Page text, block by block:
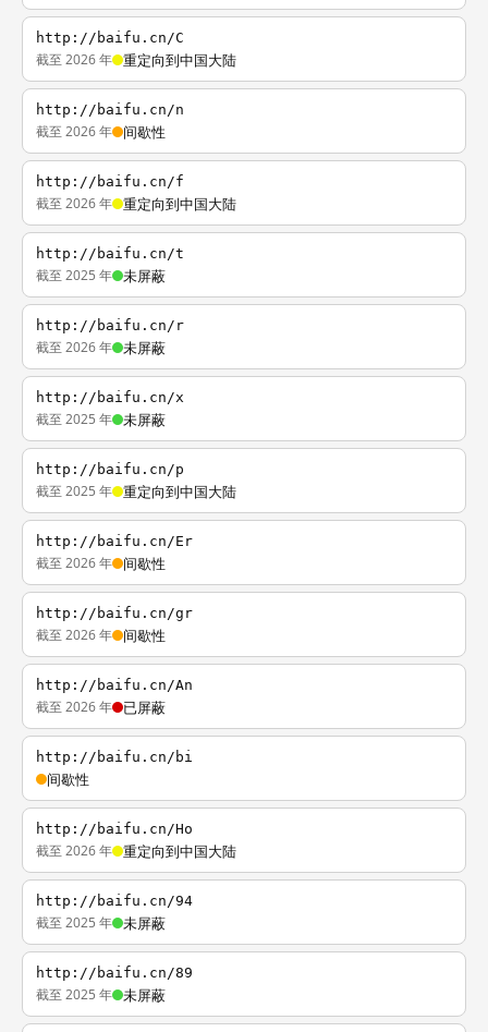
http://baifu.cn/C
截至 2026 年 重定向到中国大陆
http://baifu.cn/n
截至 2026 年 间歇性
http://baifu.cn/f
截至 2026 年 重定向到中国大陆
http://baifu.cn/t
截至 2025 年 未屏蔽
http://baifu.cn/r
截至 2026 年 未屏蔽
http://baifu.cn/x
截至 2025 年 未屏蔽
http://baifu.cn/p
截至 2025 年 重定向到中国大陆
http://baifu.cn/Er
截至 2026 年 间歇性
http://baifu.cn/gr
截至 2026 年 间歇性
http://baifu.cn/An
截至 2026 年 已屏蔽
http://baifu.cn/bi
间歇性
http://baifu.cn/Ho
截至 2026 年 重定向到中国大陆
http://baifu.cn/94
截至 2025 年 未屏蔽
http://baifu.cn/89
截至 2025 年 未屏蔽